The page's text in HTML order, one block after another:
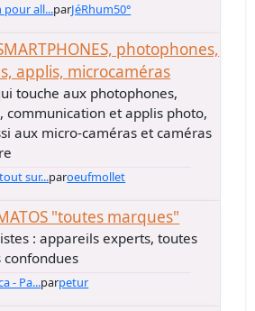
pour all...parJéRhum50°
photophones,
applis, microcaméras
touche aux photophones,
communication et applis photo,
aux micro-caméras et caméras
sur...paroeufmollet
"toutes marques"
: appareils experts, toutes
confondues
- Pa...parpetur